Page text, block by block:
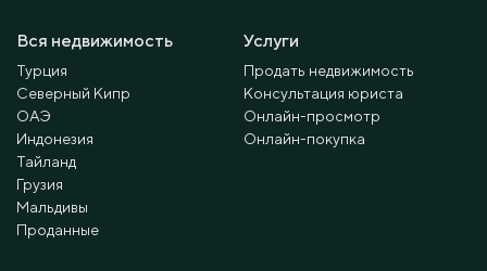
Вся недвижимость
Турция
Северный Кипр
ОАЭ
Индонезия
Тайланд
Грузия
Мальдивы
Проданные
Услуги
Продать недвижимость
Консультация юриста
Онлайн-просмотр
Онлайн-покупка